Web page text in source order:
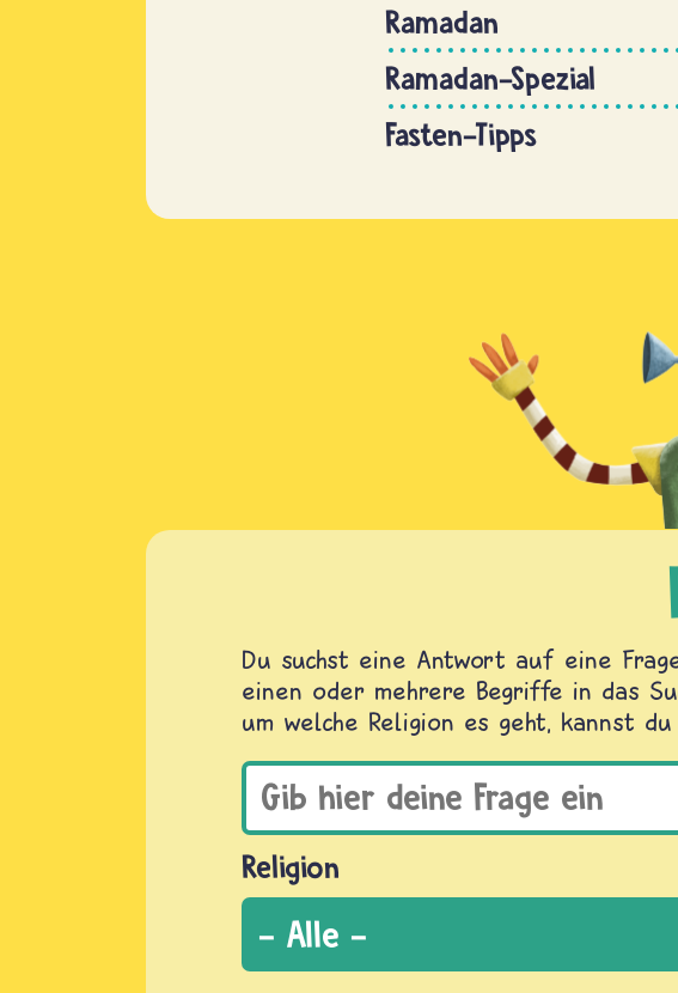
Ramadan
Ramadan-Spezial
Fasten-Tipps
Du suchst eine Antwort auf eine
einen oder mehrere Begriffe in das
um welche Religion es geht, kannst
Religion